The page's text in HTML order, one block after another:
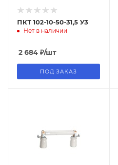
ПКТ 102-10-50-31,5 У3
Нет в наличии
2 684 ₽/шт
ПОД ЗАКАЗ